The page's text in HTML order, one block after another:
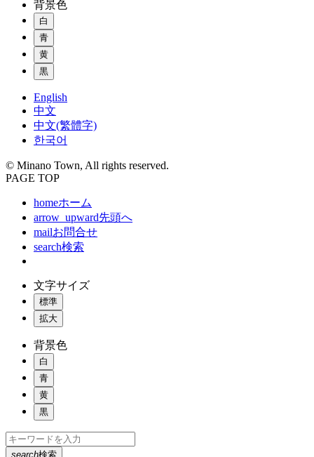
背景色
白
青
黄
黒
English
中文
中文(繁體字)
한국어
© Minano Town, All rights reserved.
PAGE TOP
homeホーム
arrow_upward先頭へ
mailお問合せ
search検索
文字サイズ
標準
拡大
背景色
白
青
黄
黒
search検索